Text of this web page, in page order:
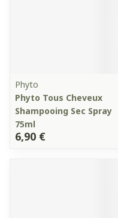
Phyto
Phyto Tous Cheveux
Shampooing Sec Spray
75ml
6,90 €